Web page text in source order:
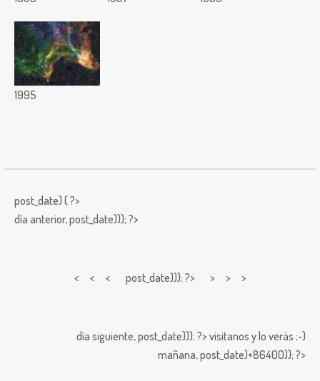
1995
post_date) { ?>
día anterior,post_date))); ?>
< < < post_date))); ?> > > >
día siguiente,post_date))); ?> visitanos y lo verás ;-)
mañana,post_date)+86400)); ?>